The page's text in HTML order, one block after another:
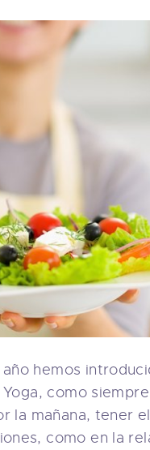
hemos
como
la mañana, tener
como en la